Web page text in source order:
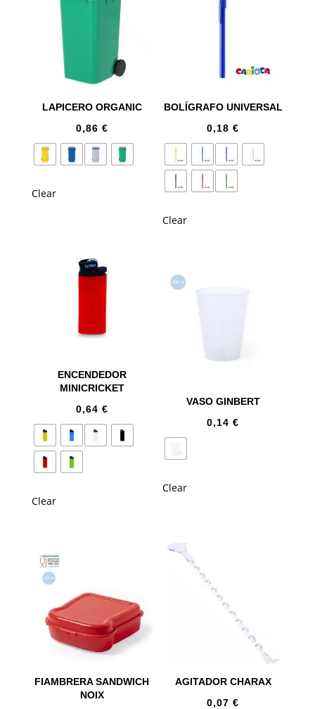
LAPICERO ORGANIC
0,86 €
Clear
BOLÍGRAFO UNIVERSAL
0,18€
Clear
ENCENDEDOR
MINICRICKET
0,64 €
Clear
VASO GINBERT
0,14€
Clear
FIAMBRERA SANDWICH
NOIX
AGITADOR CHARAX
0,07€